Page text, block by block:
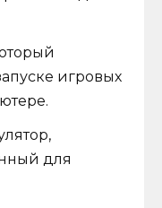
игровых
для